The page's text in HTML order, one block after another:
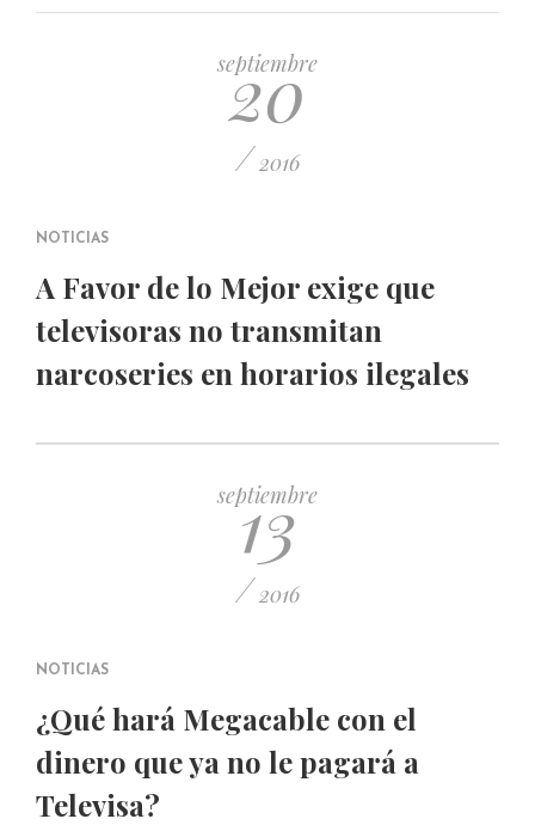
septiembre
20
/ 2016
NOTICIAS
A Favor de lo Mejor exige que
televisoras no transmitan
narcoseries en horarios ilegales
septiembre
13
/ 2016
NOTICIAS
¿Qué hará Megacable con el
dinero que ya no le pagará a
Televisa?